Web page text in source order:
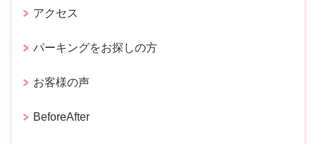
アクセス
パーキングをお探しの方
お客様の声
BeforeAfter